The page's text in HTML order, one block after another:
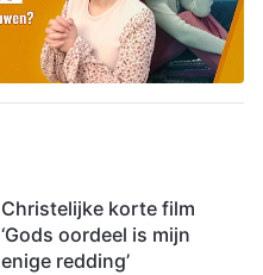
Christelijke korte film
‘Gods oordeel is mijn
enige redding’